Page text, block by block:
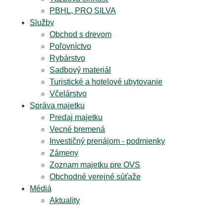
PBHL, PRO SILVA
Služby
Obchod s drevom
Poľovníctvo
Rybárstvo
Sadbový materiál
Turistické a hotelové ubytovanie
Včelárstvo
Správa majetku
Predaj majetku
Vecné bremená
Investičný prenájom - podmienky
Zámeny
Zoznam majetku pre OVS
Obchodné verejné súťaže
Médiá
Aktuality